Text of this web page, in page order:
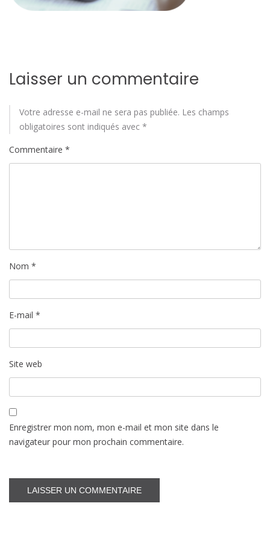
Laisser un commentaire
Votre adresse e-mail ne sera pas publiée. Les champs
obligatoires sont indiqués avec *
Commentaire *
Nom *
E-mail *
Site web
Enregistrer mon nom, mon e-mail et mon site dans le
navigateur pour mon prochain commentaire.